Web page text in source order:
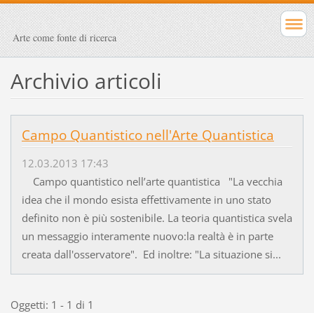
Arte come fonte di ricerca
Archivio articoli
Campo Quantistico nell'Arte Quantistica
12.03.2013 17:43
Campo quantistico nell’arte quantistica "La vecchia
idea che il mondo esista effettivamente in uno stato
definito non è più sostenibile. La teoria quantistica svela
un messaggio interamente nuovo:la realtà è in parte
creata dall'osservatore". Ed inoltre: "La situazione si...
Oggetti: 1 - 1 di 1